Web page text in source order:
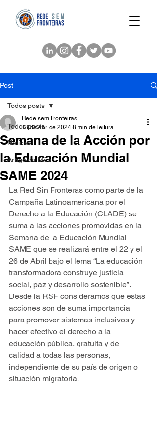
Post
Todos posts
Notícias
Artigo do Mês
Todos posts
Semana de la Acción por
la Educación Mundial
SAME 2024
Rede sem Fronteiras
18 de abr. de 2024 8 min de leitura
La Red Sin Fronteras como parte de la
Campaña Latinoamericana por el
Derecho a la Educación (CLADE) se
suma a las acciones promovidas en la
Semana de la Educación Mundial
SAME que se realizará entre el 22 y el
26 de Abril bajo el lema “La educación
transformadora construye justicia
social, paz y desarrollo sostenible”.
Desde la RSF consideramos que estas
acciones son de suma importancia
para promover sistemas inclusivos y
hacer efectivo el derecho a la
educación pública, gratuita y de
calidad a todas las personas,
independiente de su país de origen o
situación migratoria.